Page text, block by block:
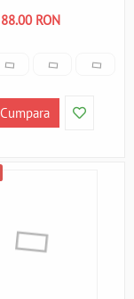
88.00 RON
Cumpara